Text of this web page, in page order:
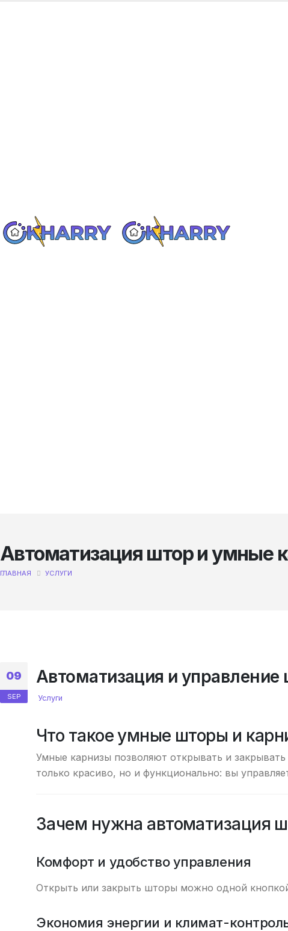
Автоматизация штор и умные
ГЛАВНАЯ УСЛУГИ
09
SEP
Автоматизация и
Услуги
Что такое умные шторы и
Умные карнизы позволяют открывать и
только красиво, но и функционально: вы
Зачем нужна автоматизация
Комфорт и удобство управления
Открыть или закрыть шторы можно одной
Экономия энергии и климат-